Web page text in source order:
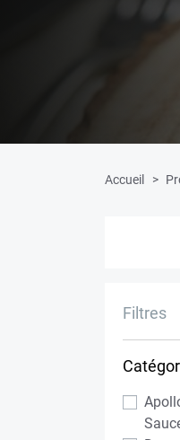
Accueil
Filtres